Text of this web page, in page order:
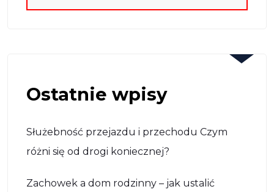
Ostatnie wpisy
Służebność przejazdu i przechodu Czym
różni się od drogi koniecznej?
Zachowek a dom rodzinny – jak ustalić